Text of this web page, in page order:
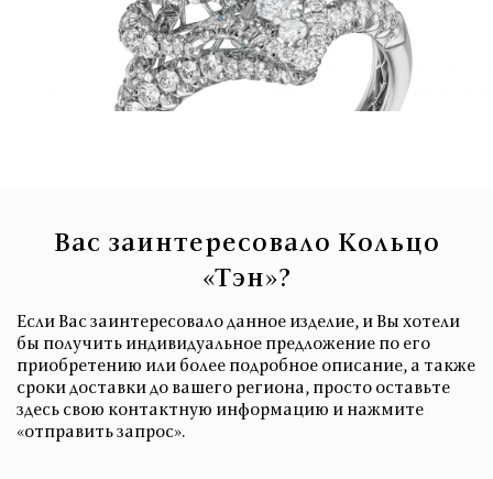
Вас заинтересовало Кольцо
«Тэн»?
Если Вас заинтересовало данное изделие, и Вы хотели
бы получить индивидуальное предложение по его
приобретению или более подробное описание, а также
сроки доставки до вашего региона, просто оставьте
здесь свою контактную информацию и нажмите
«отправить запрос».